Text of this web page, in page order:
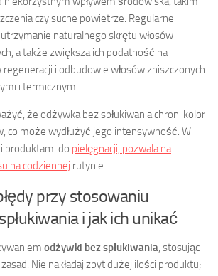
czy suche powietrze. Regularne
naturalnego skrętu włosów
a także zwiększa ich podatność na
i odbudowie włosów zniszczonych
i termicznymi.
że odżywka bez spłukiwania chroni kolor
co może wydłużyć jego intensywność. W
produktami do pielęgnacji, pozwala na
na codziennej rutynie.
przy stosowaniu
i jak ich unikać
odżywki bez spłukiwania, stosując
Nie nakładaj zbyt dużej ilości produktu;